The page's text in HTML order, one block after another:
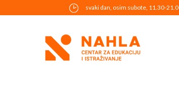
to
svaki dan, osim subote, 11.30-